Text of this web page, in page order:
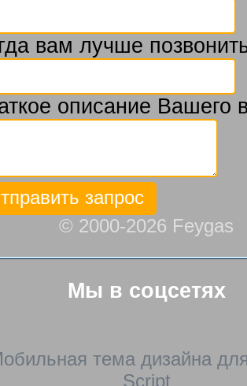
вам лучше
описание Вашего
© 2000-2026 Feygas
Мы в соцсетях
тема дизайна
Script